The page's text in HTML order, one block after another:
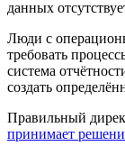
данных
Люди с
требовать
система
создать
Правильный
принимает